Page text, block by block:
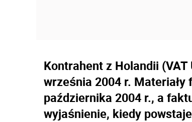
Kontrahent z Holandii (VAT
września 2004 r. Materiały
października 2004 r., a
wyjaśnienie, kiedy